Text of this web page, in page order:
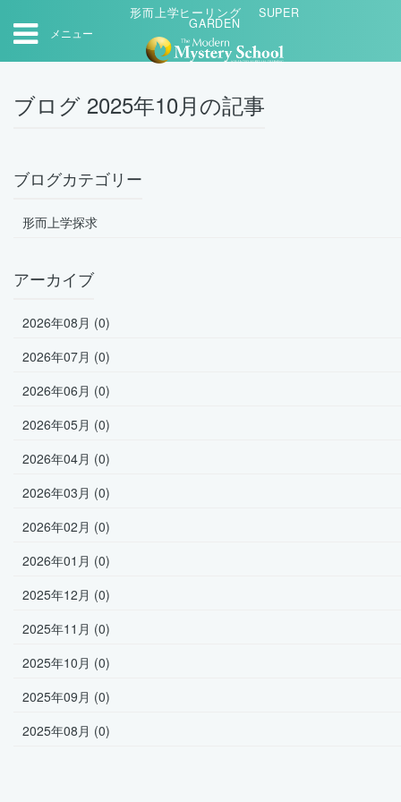
メニュー
形而上学ヒーリング SUPER
GARDEN
ブログ 2025年10月の記事
ブログカテゴリー
形而上学探求
アーカイブ
2026年08月 (0)
2026年07月 (0)
2026年06月 (0)
2026年05月 (0)
2026年04月 (0)
2026年03月 (0)
2026年02月 (0)
2026年01月 (0)
2025年12月 (0)
2025年11月 (0)
2025年10月 (0)
2025年09月 (0)
2025年08月 (0)